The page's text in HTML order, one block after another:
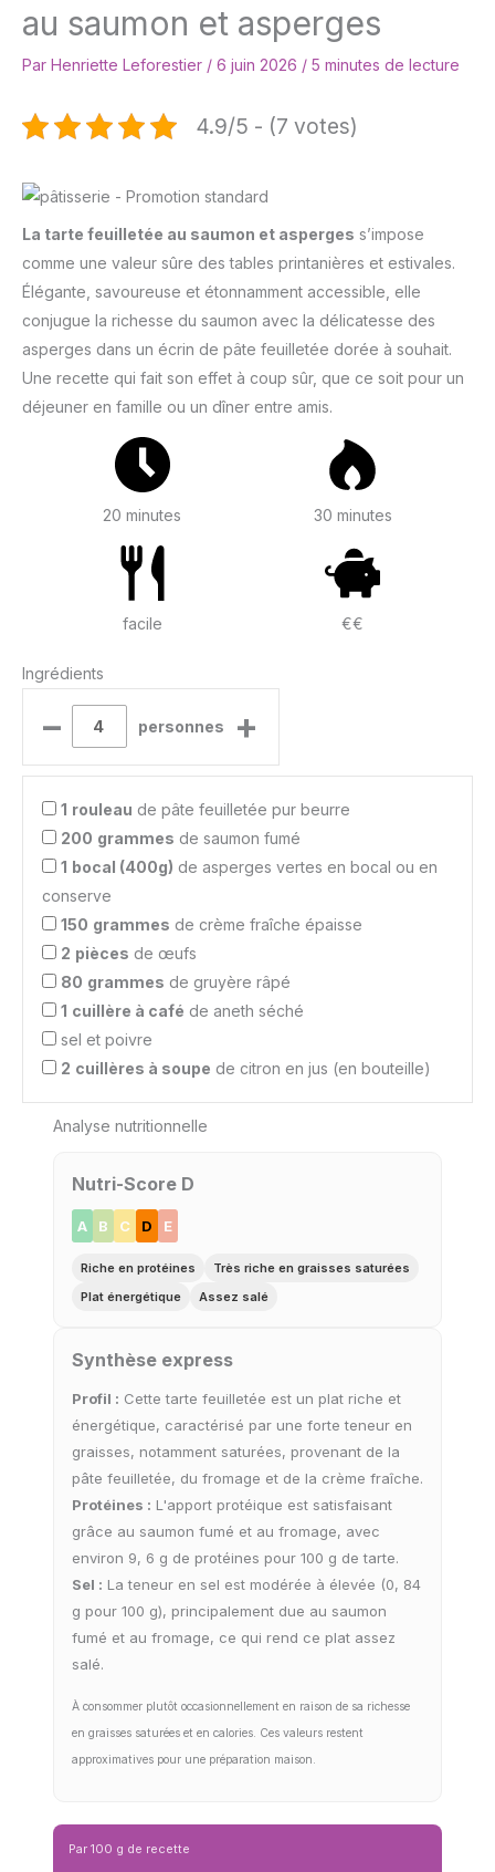
au saumon et asperges
Par Henriette Leforestier / 6 juin 2026 / 5 minutes de lecture
4.9/5 - (7 votes)
La tarte feuilletée au saumon et asperges s’impose
comme une valeur sûre des tables printanières et estivales.
Élégante, savoureuse et étonnamment accessible, elle
conjugue la richesse du saumon avec la délicatesse des
asperges dans un écrin de pâte feuilletée dorée à souhait.
Une recette qui fait son effet à coup sûr, que ce soit pour un
déjeuner en famille ou un dîner entre amis.
20 minutes 30 minutes
facile €€
Ingrédients
– personnes +
1 rouleau de pâte feuilletée pur beurre
200 grammes de saumon fumé
1 bocal (400g) de asperges vertes en bocal ou en
conserve
150 grammes de crème fraîche épaisse
2 pièces de œufs
80 grammes de gruyère râpé
1 cuillère à café de aneth séché
sel et poivre
2 cuillères à soupe de citron en jus (en bouteille)
Analyse nutritionnelle
Nutri-Score D
A B C D E
Riche en protéines
Très riche en graisses saturées
Plat énergétique
Assez salé
Synthèse express
Profil : Cette tarte feuilletée est un plat riche et
énergétique, caractérisé par une forte teneur en
graisses, notamment saturées, provenant de la
pâte feuilletée, du fromage et de la crème fraîche.
Protéines : L'apport protéique est satisfaisant
grâce au saumon fumé et au fromage, avec
environ 9, 6 g de protéines pour 100 g de tarte.
Sel : La teneur en sel est modérée à élevée (0, 84
g pour 100 g), principalement due au saumon
fumé et au fromage, ce qui rend ce plat assez
salé.
À consommer plutôt occasionnellement en raison de sa richesse
en graisses saturées et en calories. Ces valeurs restent
approximatives pour une préparation maison.
Par 100 g de recette